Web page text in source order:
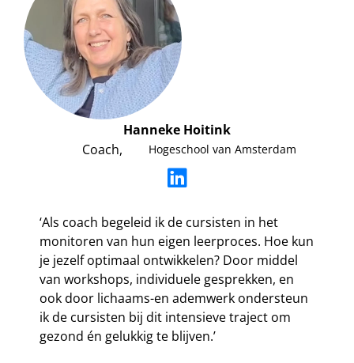
Hanneke Hoitink
Coach,
Hogeschool van Amsterdam
‘Als coach begeleid ik de cursisten in het
monitoren van hun eigen leerproces. Hoe kun
je jezelf optimaal ontwikkelen? Door middel
van workshops, individuele gesprekken, en
ook door lichaams-en ademwerk ondersteun
ik de cursisten bij dit intensieve traject om
gezond én gelukkig te blijven.’